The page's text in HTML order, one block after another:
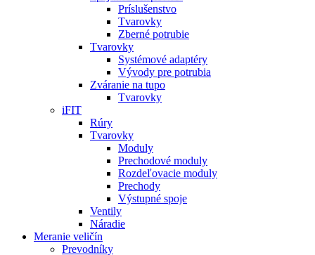
Príslušenstvo
Tvarovky
Zberné potrubie
Tvarovky
Systémové adaptéry
Vývody pre potrubia
Zváranie na tupo
Tvarovky
iFIT
Rúry
Tvarovky
Moduly
Prechodové moduly
Rozdeľovacie moduly
Prechody
Výstupné spoje
Ventily
Náradie
Meranie veličín
Prevodníky